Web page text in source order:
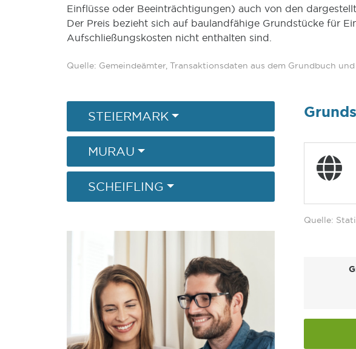
Einflüsse oder Beeinträchtigungen) auch von den
Der Preis bezieht sich auf baulandfähige Grundstücke für
Aufschließungskosten nicht enthalten sind.
Quelle: Gemeindeämter, Transaktionsdaten aus dem Grundbuch
STEIERMARK
MURAU
SCHEIFLING
Quelle: